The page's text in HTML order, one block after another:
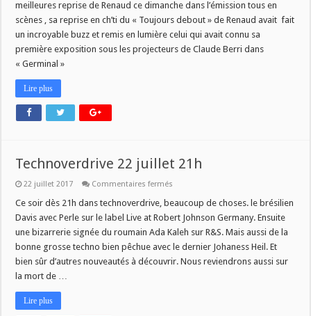
meilleures reprise de Renaud ce dimanche dans l’émission tous en
scènes , sa reprise en ch’ti du « Toujours debout » de Renaud avait fait
un incroyable buzz et remis en lumière celui qui avait connu sa
première exposition sous les projecteurs de Claude Berri dans
« Germinal »
Lire plus
Technoverdrive 22 juillet 21h
22 juillet 2017 Commentaires fermés
22
21h
Ce soir dès 21h dans technoverdrive, beaucoup de choses. le brésilien
Davis avec Perle sur le label Live at Robert Johnson Germany. Ensuite
une bizarrerie signée du roumain Ada Kaleh sur R&S. Mais aussi de la
bonne grosse techno bien pêchue avec le dernier Johaness Heil. Et
bien sûr d’autres nouveautés à découvrir. Nous reviendrons aussi sur
la mort de …
Lire plus